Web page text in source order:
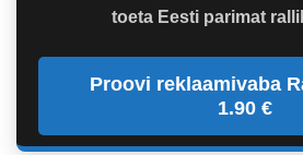
toeta Eesti parimat
Proovi reklaamivaba
1.90 €